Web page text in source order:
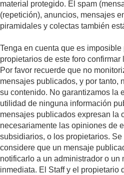
material protegido. El spam
(repetición), anuncios, mensajes
piramidales y colectas también
Tenga en cuenta que es imposible
propietarios de este foro
Por favor recuerde que no
mensajes publicados, y por tanto,
su contenido. No garantizamos la
utilidad de ninguna información
mensajes publicados expresan la
necesariamente las opiniones de
subsidiarios, o los propietarios.
considere que un mensaje
notificarlo a un administrador o un
inmediata. El Staff y el propietario